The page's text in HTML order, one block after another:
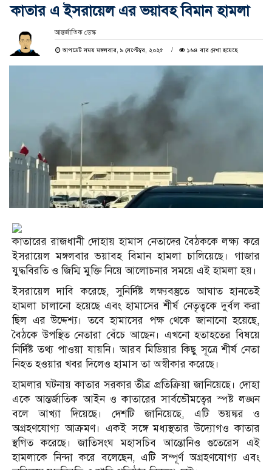
কাতার এ ইসরায়েল এর ভয়াবহ বিমান হামলা
আন্তর্জাতিক ডেস্ক
আপডেট সময় মঙ্গলবার, ৯ সেপ্টেম্বর, ২০২৫ ১৬৪ বার দেখা হয়েছে
কাতারের রাজধানী দোহায় হামাস নেতাদের বৈঠককে লক্ষ্য করে
ইসরায়েল মঙ্গলবার ভয়াবহ বিমান হামলা চালিয়েছে। গাজার
যুদ্ধবিরতি ও জিম্মি মুক্তি নিয়ে আলোচনার সময়ে এই হামলা হয়।
ইসরায়েল দাবি করেছে, সুনির্দিষ্ট লক্ষ্যবস্তুতে আঘাত হানতেই
হামলা চালানো হয়েছে এবং হামাসের শীর্ষ নেতৃত্বকে দুর্বল করা
ছিল এর উদ্দেশ্য। তবে হামাসের পক্ষ থেকে জানানো হয়েছে,
বৈঠকে উপস্থিত নেতারা বেঁচে আছেন। এখনো হতাহতের বিষয়ে
নির্দিষ্ট তথ্য পাওয়া যায়নি। আরব মিডিয়ার কিছু সূত্রে শীর্ষ নেতা
নিহত হওয়ার খবর দিলেও হামাস তা অস্বীকার করেছে।
হামলার ঘটনায় কাতার সরকার তীব্র প্রতিক্রিয়া জানিয়েছে। দোহা
একে আন্তর্জাতিক আইন ও কাতারের সার্বভৌমত্বের স্পষ্ট লঙ্ঘন
বলে আখ্যা দিয়েছে। দেশটি জানিয়েছে, এটি ভয়ঙ্কর ও
অগ্রহণযোগ্য আক্রমণ। একই সঙ্গে মধ্যস্থতার উদ্যোগও কাতার
স্থগিত করেছে। জাতিসংঘ মহাসচিব আন্তোনিও গুতেরেস এই
হামলাকে নিন্দা করে বলেছেন, এটি সম্পূর্ণ অগ্রহণযোগ্য এবং